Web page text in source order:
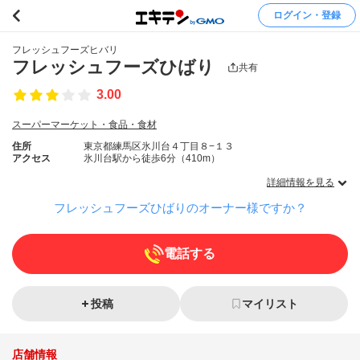
ログイン・登録
フレッシュフーズヒバリ
フレッシュフーズひばり 共有
3.00
スーパーマーケット・食品・食材
住所
東京都練馬区氷川台４丁目８−１３
アクセス
氷川台駅から徒歩6分（410m）
詳細情報を見る
フレッシュフーズひばりのオーナー様ですか？
電話する
投稿 マイリスト
店舗情報